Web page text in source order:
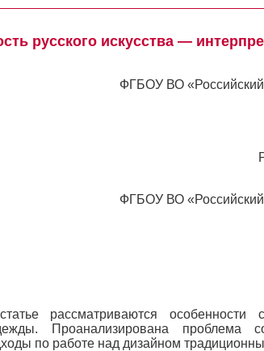
русского искусства —
ФГБОУ ВО «Российский
ФГБОУ ВО «Российский
рассматриваются особенности
Проанализирована проблема
по работе над дизайном